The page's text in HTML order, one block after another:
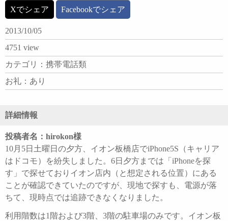
Xでシェア Facebookでシェア
2013/10/05
4751 view
カテゴリ：携帯電話類
お礼：あり
詳細情報
投稿者名：hirokon様
10月5日土曜日の夕方、イオン板橋店でiPhone5S（キャリア
はドコモ）を紛失しました。6日夕方までは「iPhoneを探
す」で探せておりイオン店内（と想定される位置）にある
ことが確認できていたのですが、現地で探すも、電源が落
ちて、現時点では追跡できなくなりました。
利用階数は1階および3階、3階の駐車場のみです。イオン板